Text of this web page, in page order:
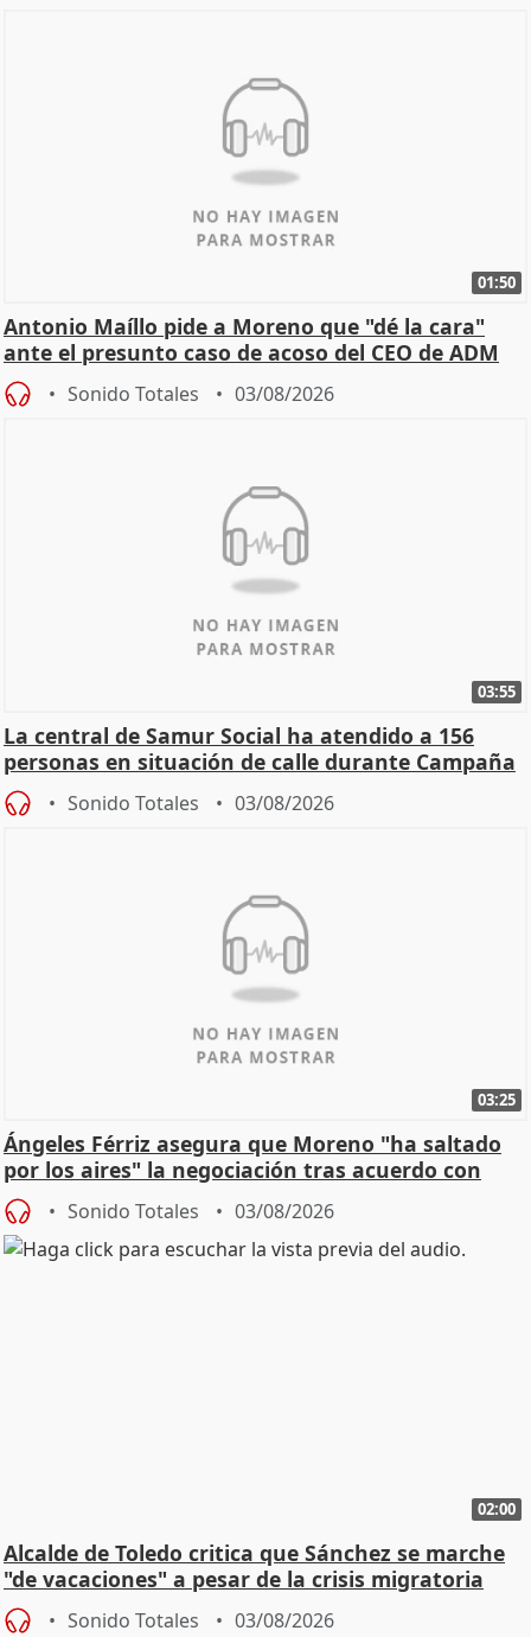
01:50
Antonio Maíllo pide a Moreno que "dé la cara"
ante el presunto caso de acoso del CEO de ADM
Sonido Totales 03/08/2026
03:55
La central de Samur Social ha atendido a 156
personas en situación de calle durante Campaña
de Calor
Sonido Totales 03/08/2026
03:25
Ángeles Férriz asegura que Moreno "ha saltado
por los aires" la negociación tras acuerdo con
SMA
Sonido Totales 03/08/2026
02:00
Alcalde de Toledo critica que Sánchez se marche
"de vacaciones" a pesar de la crisis migratoria
Sonido Totales 03/08/2026